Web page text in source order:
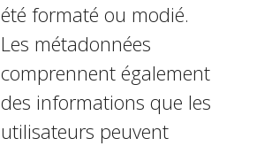
été formaté ou modifié.
Les métadonnées
comprennent également
des informations que les
utilisateurs peuvent